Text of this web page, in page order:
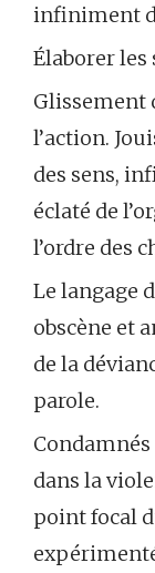
infiniment
Élaborer les
Glissement
l’action.
des sens,
éclaté de
l’ordre des
Le langage
obscène et
de la
parole.
dans la
point focal